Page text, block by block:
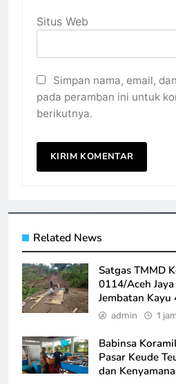
Situs Web
Simpan nama, email,
pada peramban ini untuk
berikutnya.
Related News
Satgas TMMD
0114/Aceh
Jembatan Kayu
admin 1
Babinsa
Pasar Keude
dan